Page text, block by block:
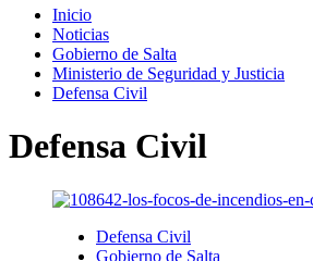
Inicio
Noticias
Gobierno de Salta
Ministerio de Seguridad y Justicia
Defensa Civil
Defensa Civil
Defensa Civil
Gobierno de Salta